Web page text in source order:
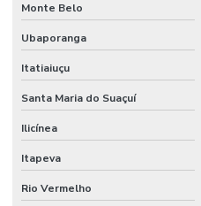
Monte Belo
Ubaporanga
Itatiaiuçu
Santa Maria do Suaçuí
Ilicínea
Itapeva
Rio Vermelho